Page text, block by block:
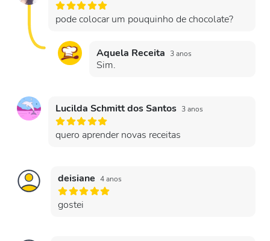
pode colocar um pouquinho de chocolate?
Aquela Receita 3 anos
Sim.
Lucilda Schmitt dos Santos 3 anos
quero aprender novas receitas
deisiane 4 anos
gostei